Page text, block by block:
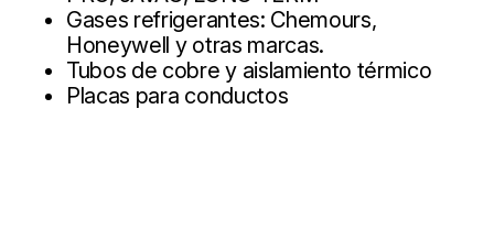
Gases refrigerantes: Chemours,
Honeywell y otras marcas.
Tubos de cobre y aislamiento térmico
Placas para conductos